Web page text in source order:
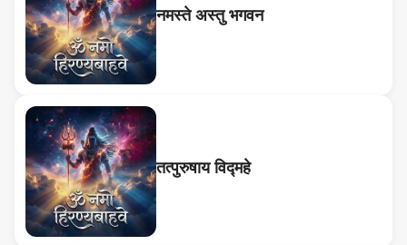
नमस्ते अस्तु भगवन
तत्पुरुषाय विद्महे